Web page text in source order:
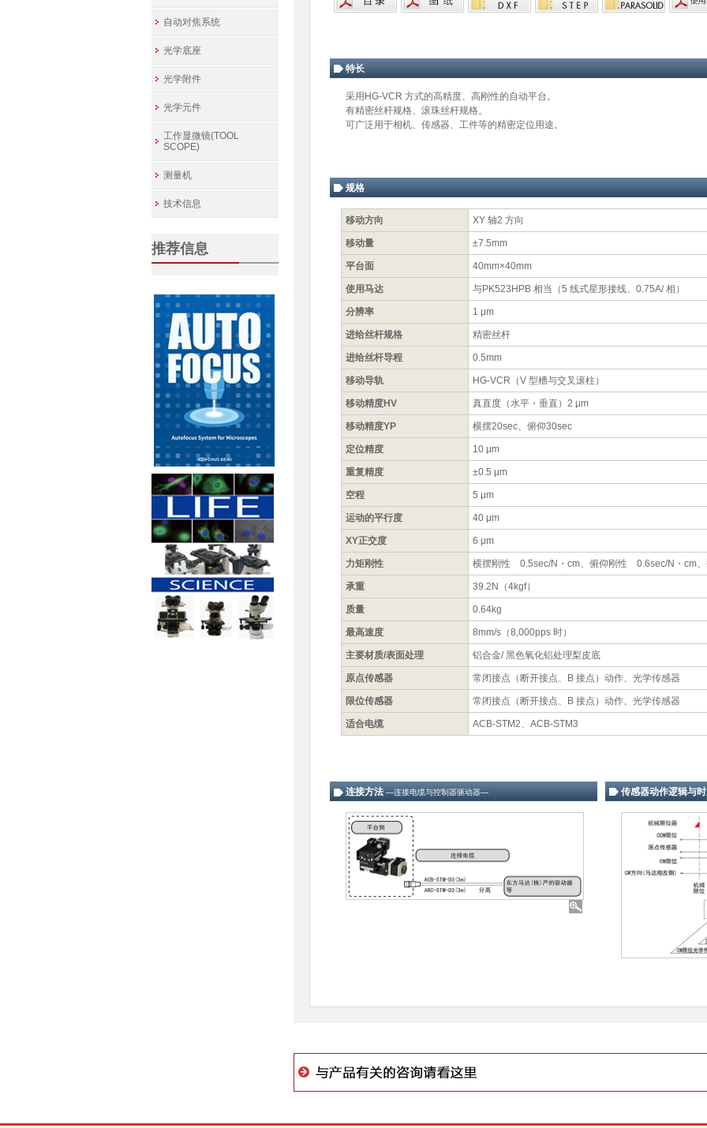
特长
采用HG-VCR 方式的高精度、高刚性的自动平台。
有精密丝杆规格、滚珠丝杆规格。
可广泛用于相机、传感器、工件等的精密定位用途。
规格
移动方向 XY 轴2 方向
移动量 ±7.5mm
平台面 40mm×40mm
使用马达 与PK523HPB 相当（5 线式星形接线、0.75A/ 相）
分辨率 1 μm
进给丝杆规格 精密丝杆
进给丝杆导程 0.5mm
移动导轨 HG-VCR（V 型槽与交叉滚柱）
移动精度HV 真直度（水平・垂直）2 μm
移动精度YP 横摆20sec、俯仰30sec
定位精度 10 μm
重复精度 ±0.5 μm
空程 5 μm
运动的平行度 40 μm
XY正交度 6 μm
力矩刚性 横摆刚性 0.5sec/N・cm、俯仰刚性 0.6sec/N・cm
承重 39.2N（4kgf）
质量 0.64kg
最高速度 8mm/s（8,000pps 时）
主要材质/表面处理 铝合金/ 黑色氧化铝处理梨皮底
原点传感器 常闭接点（断开接点、B 接点）动作、光学传感器
限位传感器 常闭接点（断开接点、B 接点）动作、光学传感器
适合电缆 ACB-STM2、ACB-STM3
连接方法 ―连接电缆与控制器驱动器― 传感器动作逻辑与
自动对焦系统
光学底座
光学附件
光学元件
工作显微镜(TOOL
SCOPE)
测量机
技术信息
推荐信息